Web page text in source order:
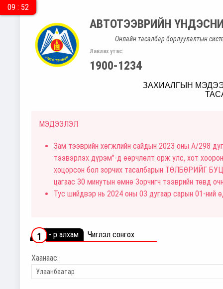
09 : 52
АВТОТЭЭВРИЙН
Онлайн тасалбар борлуулалтын
Лавлах утас:
1900-1234
ЗАХИАЛГЫН
МЭДЭЭЛЭЛ
Зам тээврийн хөгжлийн сайдын 2023 оны A/298
тээвэрлэх дүрэм"-д өөрчлөлт орж улс, хот
хоцорсон бол зорчих тасалбарын ТӨЛБӨРИЙГ
цагаас 30 минутын өмнө Зорчигч тээврийн төвд
Тус шийдвэр нь 2024 оны 03 дугаар сарын 01-ний
1 - р алхам Чиглэл сонгох
Хаанаас: